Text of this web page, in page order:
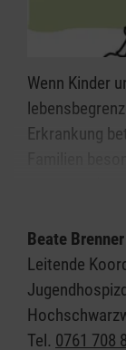
Wenn Kinder
Erkrankung
Ehrenamtlich
sich während
Trauerphase
Beate Brenner
Leitende
Tel. 0761 708